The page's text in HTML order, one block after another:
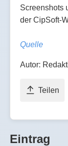
Screenshots
der CipSoft-
Quelle
Autor:
Teilen
Eintrag